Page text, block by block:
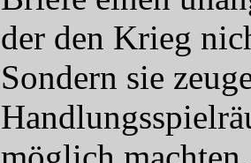
der den Krieg
Sondern sie